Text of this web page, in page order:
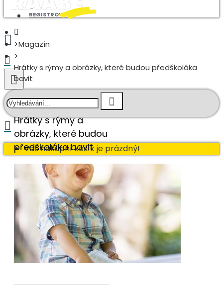
REGISTROVAT
Váš nákupní košík je prázdný!
Magazín
Hrátky s rýmy a obrázky, které budou předškoláka
bavit
Hrátky s rýmy a
obrázky, které budou
předškoláka bavit